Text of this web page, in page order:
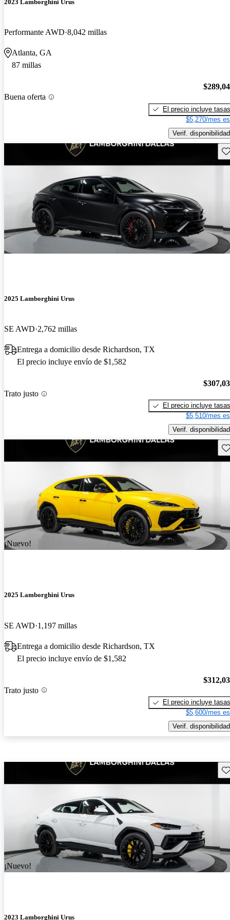
2023 Lamborghini Urus
Performante AWD 8,042 millas
Atlanta, GA
87 millas
Buena oferta
El precio incluye tasas
$5,270/mes
Verif. disponibilidad
2025 Lamborghini Urus
SE AWD 2,762 millas
Entrega a domicilio desde Richardson, TX
El precio incluye envío de $1,582
Trato justo
El precio incluye tasas
$5,510/mes
Verif. disponibilidad
¡Nuevo!
2025 Lamborghini Urus
SE AWD 1,197 millas
Entrega a domicilio desde Richardson, TX
El precio incluye envío de $1,582
Trato justo
El precio incluye tasas
$5,600/mes
Verif. disponibilidad
¡Nuevo!
2023 Lamborghini Urus